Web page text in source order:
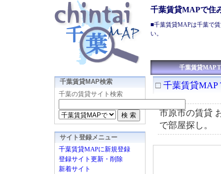
千葉賃貸MAPで住
■千葉賃貸MAPは千葉で
い。
千葉賃貸MAP
□ 千葉賃貸MAP
市原市の賃貸
で部屋探し。
千葉賃貸MAP検索
千葉の賃貸サイト検索
サイト登録メニュー
千葉賃貸MAPに新規登録
登録サイト更新・削除
新着サイト